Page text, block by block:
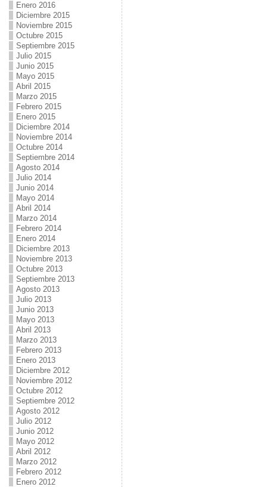
Enero 2016
Diciembre 2015
Noviembre 2015
Octubre 2015
Septiembre 2015
Julio 2015
Junio 2015
Mayo 2015
Abril 2015
Marzo 2015
Febrero 2015
Enero 2015
Diciembre 2014
Noviembre 2014
Octubre 2014
Septiembre 2014
Agosto 2014
Julio 2014
Junio 2014
Mayo 2014
Abril 2014
Marzo 2014
Febrero 2014
Enero 2014
Diciembre 2013
Noviembre 2013
Octubre 2013
Septiembre 2013
Agosto 2013
Julio 2013
Junio 2013
Mayo 2013
Abril 2013
Marzo 2013
Febrero 2013
Enero 2013
Diciembre 2012
Noviembre 2012
Octubre 2012
Septiembre 2012
Agosto 2012
Julio 2012
Junio 2012
Mayo 2012
Abril 2012
Marzo 2012
Febrero 2012
Enero 2012